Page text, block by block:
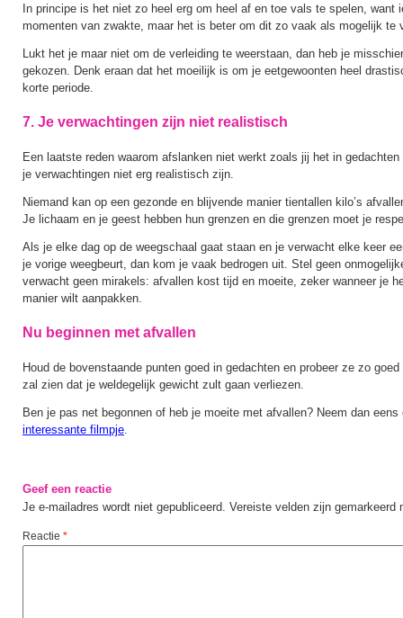
In principe is het niet zo heel erg om heel af en toe vals te spelen, want
momenten van zwakte, maar het is beter om dit zo vaak als mogelijk te
Lukt het je maar niet om de verleiding te weerstaan, dan heb je
gekozen. Denk eraan dat het moeilijk is om je eetgewoonten heel
korte periode.
7. Je verwachtingen zijn niet realistisch
Een laatste reden waarom afslanken niet werkt zoals jij het in
je verwachtingen niet erg realistisch zijn.
Niemand kan op een gezonde en blijvende manier tientallen kilo’s
Je lichaam en je geest hebben hun grenzen en die grenzen moet je
Als je elke dag op de weegschaal gaat staan en je verwacht elke keer
je vorige weegbeurt, dan kom je vaak bedrogen uit. Stel geen
verwacht geen mirakels: afvallen kost tijd en moeite, zeker wanneer je
manier wilt aanpakken.
Nu beginnen met afvallen
Houd de bovenstaande punten goed in gedachten en probeer ze zo
zal zien dat je weldegelijk gewicht zult gaan verliezen.
Ben je pas net begonnen of heb je moeite met afvallen? Neem dan
interessante filmpje.
Geef een reactie
Je e-mailadres wordt niet gepubliceerd. Vereiste velden zijn gemarkeerd
Reactie *